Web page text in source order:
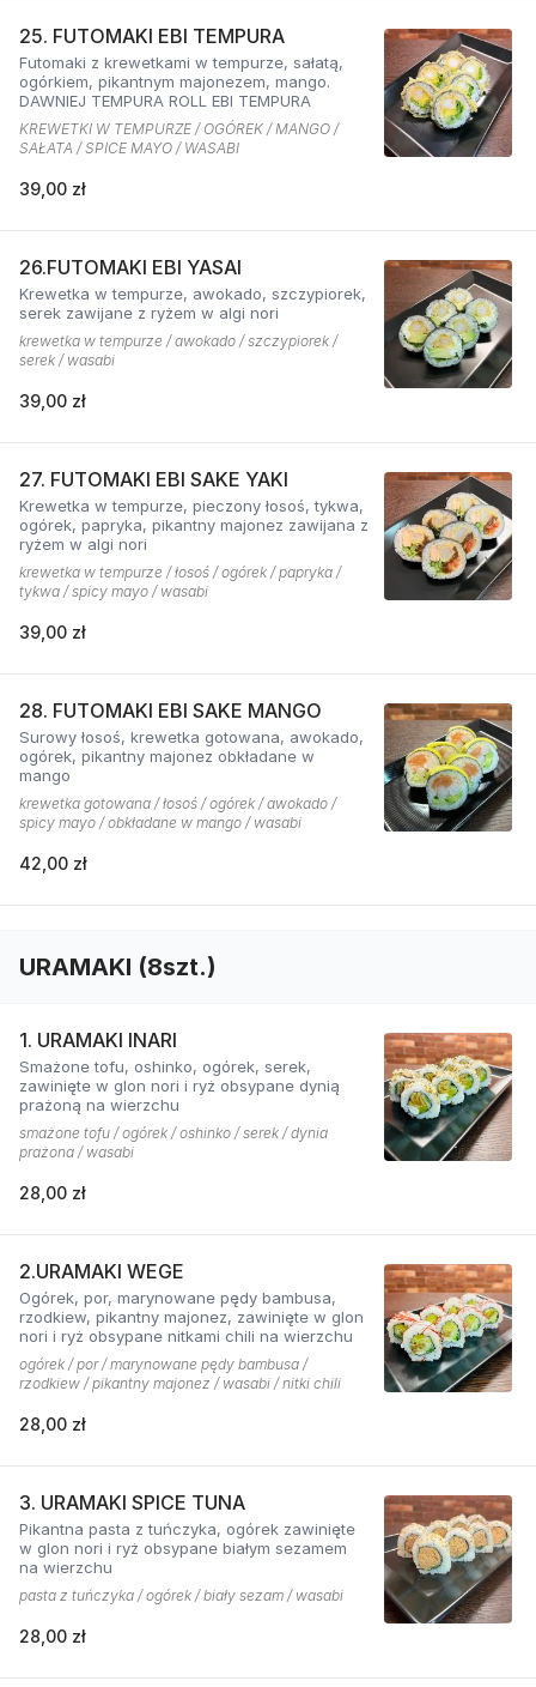
25. FUTOMAKI EBI TEMPURA
Futomaki z krewetkami w tempurze, sałatą,
ogórkiem, pikantnym majonezem, mango.
DAWNIEJ TEMPURA ROLL EBI TEMPURA
KREWETKI W TEMPURZE / OGÓREK / MANGO /
SAŁATA / SPICE MAYO / WASABI
39,00 zł
26.FUTOMAKI EBI YASAI
Krewetka w tempurze, awokado, szczypiorek,
serek zawijane z ryżem w algi nori
krewetka w tempurze / awokado / szczypiorek /
serek / wasabi
39,00 zł
27. FUTOMAKI EBI SAKE YAKI
Krewetka w tempurze, pieczony łosoś, tykwa,
ogórek, papryka, pikantny majonez zawijana z
ryżem w algi nori
krewetka w tempurze / łosoś / ogórek / papryka /
tykwa / spicy mayo / wasabi
39,00 zł
28. FUTOMAKI EBI SAKE MANGO
Surowy łosoś, krewetka gotowana, awokado,
ogórek, pikantny majonez obkładane w
mango
krewetka gotowana / łosoś / ogórek / awokado /
spicy mayo / obkładane w mango / wasabi
42,00 zł
URAMAKI (8szt.)
1. URAMAKI INARI
Smażone tofu, oshinko, ogórek, serek,
zawinięte w glon nori i ryż obsypane dynią
prażoną na wierzchu
smażone tofu / ogórek / oshinko / serek / dynia
prażona / wasabi
28,00 zł
2.URAMAKI WEGE
Ogórek, por, marynowane pędy bambusa,
rzodkiew, pikantny majonez, zawinięte w glon
nori i ryż obsypane nitkami chili na wierzchu
ogórek / por / marynowane pędy bambusa /
rzodkiew / pikantny majonez / wasabi / nitki chili
28,00 zł
3. URAMAKI SPICE TUNA
Pikantna pasta z tuńczyka, ogórek zawinięte
w glon nori i ryż obsypane białym sezamem
na wierzchu
pasta z tuńczyka / ogórek / biały sezam / wasabi
28,00 zł